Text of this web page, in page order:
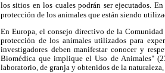
los sitios en los cuales podrán ser ejecutados.
protección de los animales que están siendo
En Europa, el consejo directivo de la
protección de los animales utilizados para
investigadores deben manifestar conocer y
Biomédica que implique el Uso de Animales"
laboratorio, de granja y obtenidos de la